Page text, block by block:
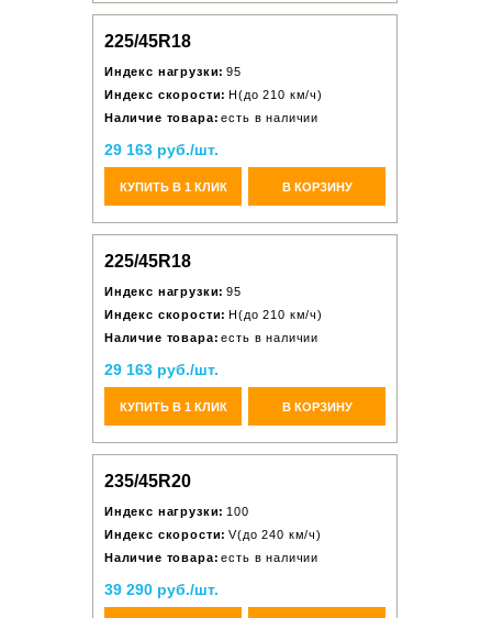
225/45R18
Индекс нагрузки: 95
Индекс скорости: H(до 210 км/ч)
Наличие товара: есть в наличии
29 163 руб./шт.
КУПИТЬ В 1 КЛИК В КОРЗИНУ
225/45R18
Индекс нагрузки: 95
Индекс скорости: H(до 210 км/ч)
Наличие товара: есть в наличии
29 163 руб./шт.
КУПИТЬ В 1 КЛИК В КОРЗИНУ
235/45R20
Индекс нагрузки: 100
Индекс скорости: V(до 240 км/ч)
Наличие товара: есть в наличии
39 290 руб./шт.